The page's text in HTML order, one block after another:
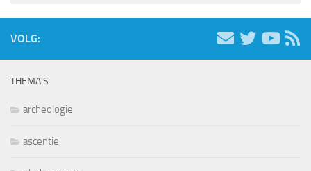
VOLG:
THEMA’S
archeologie
ascentie